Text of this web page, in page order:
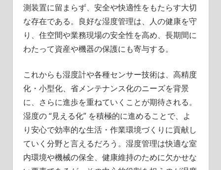
測装置に留まらず、安全や快適性をもたらす大切
な存在である。良好な湿度管理は、人の健康を守
り、住空間や業務現場の安全性を高め、長期間に
わたって資産や機器の保護にも寄与する。
これからも湿度計や各種センサー技術は、高精度
化・小型化、省メンテナンス化のニーズを背景
に、さらに進歩を重ねていくことが期待される。
湿度の “見える化” を積極的に進めることで、よ
り安心で効率的な生活・作業環境づくりに貢献し
ていく分野と言えるだろう。湿度管理は快適な室
内環境や機械の保全、健康維持のために欠かせな